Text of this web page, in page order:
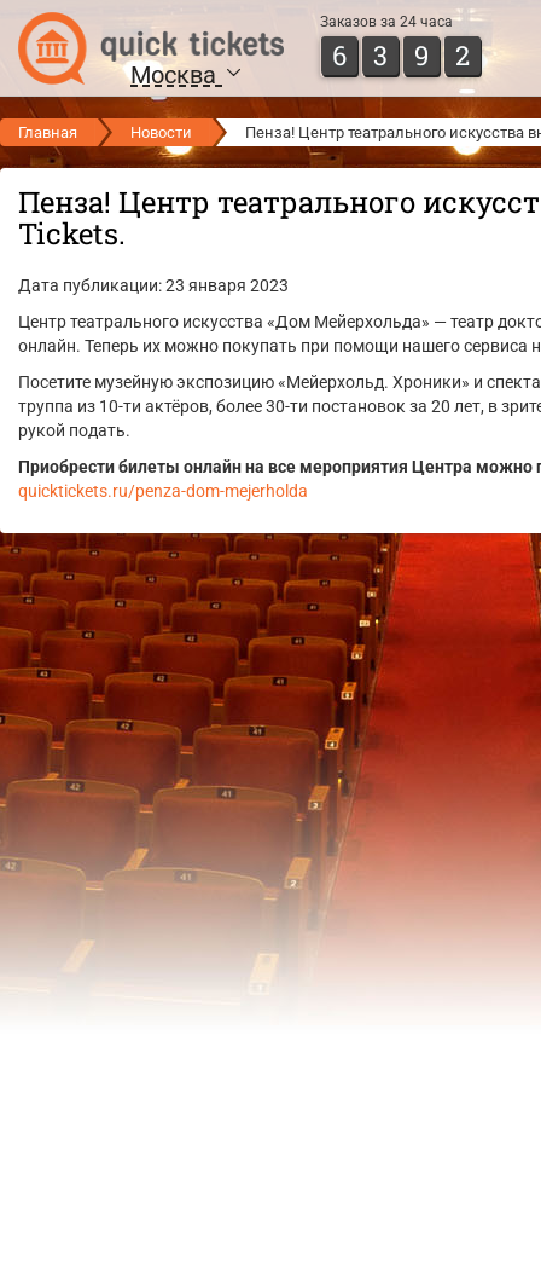
Москва
Заказов за 24 часа
6 3 9 2
Главная Новости Пенза! Центр театрального искусства
Пенза! Центр театрального
Tickets.
Дата публикации: 23 января 2023
Центр театрального искусства «Дом Мейерхольда» — театр
онлайн. Теперь их можно покупать при помощи нашего сервиса
Посетите музейную экспозицию «Мейерхольд. Хроники» и
труппа из 10-ти актёров, более 30-ти постановок за 20 лет, в
рукой подать.
Приобрести билеты онлайн на все мероприятия Центра можно
quicktickets.ru/penza-dom-mejerholda